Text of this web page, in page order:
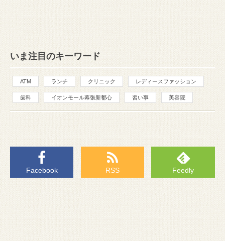
いま注目のキーワード
ATM ランチ クリニック レディースファッション
歯科 イオンモール幕張新都心 習い事 美容院
Facebook RSS Feedly